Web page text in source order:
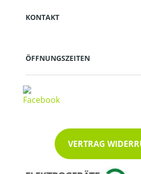
KONTAKT
ÖFFNUNGSZEITEN
VERTRAG